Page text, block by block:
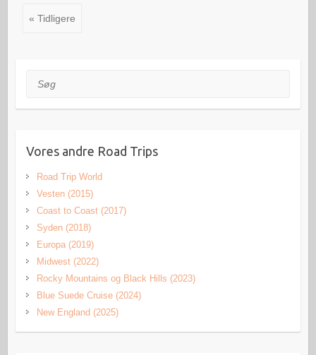
« Tidligere
Søg
Vores andre Road Trips
Road Trip World
Vesten (2015)
Coast to Coast (2017)
Syden (2018)
Europa (2019)
Midwest (2022)
Rocky Mountains og Black Hills (2023)
Blue Suede Cruise (2024)
New England (2025)